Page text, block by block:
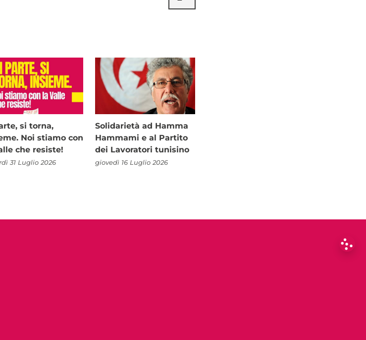
si torna,
Noi stiamo con
che resiste!
31 Luglio 2026
Solidarietà ad Hamma
Hammami e al Partito
dei Lavoratori tunisino
giovedì 16 Luglio 2026